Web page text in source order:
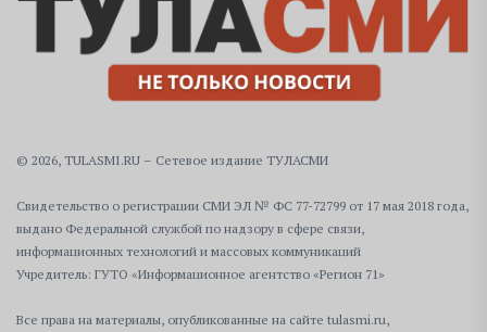
© 2026, TULASMI.RU – Сетевое издание ТУЛАСМИ
Свидетельство о регистрации СМИ ЭЛ № ФС 77-72799 от 17 мая 2018 года,
выдано Федеральной службой по надзору в сфере связи,
информационных технологий и массовых коммуникаций
Учредитель: ГУТО «Информационное агентство «Регион 71»
Все права на материалы, опубликованные на сайте tulasmi.ru,